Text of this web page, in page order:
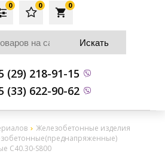
local_grocery_store
0
0
0
(29) 218-91-15
(33) 622-90-62
Железобетонные изделия
С40.30-S800